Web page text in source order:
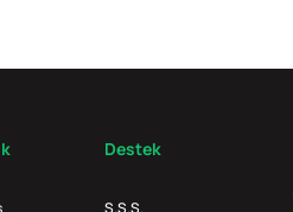
Destek
S.S.S.